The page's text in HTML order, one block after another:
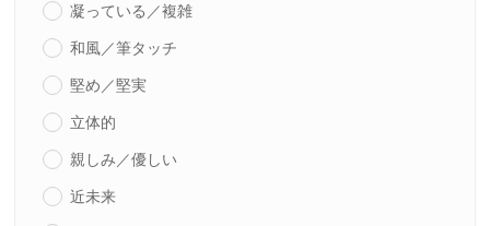
凝っている／複雑
和風／筆タッチ
堅め／堅実
立体的
親しみ／優しい
近未来